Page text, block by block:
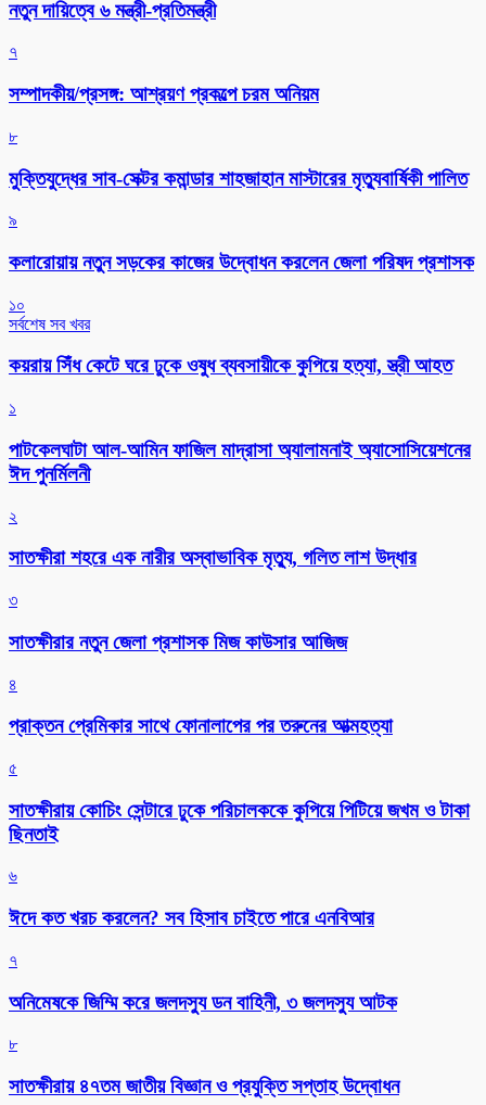
নতুন দায়িত্বে ৬ মন্ত্রী-প্রতিমন্ত্রী
৭
সম্পাদকীয়/প্রসঙ্গ: আশ্রয়ণ প্রকল্পে চরম অনিয়ম
৮
মুক্তিযুদ্ধের সাব-সেক্টর কমান্ডার শাহজাহান মাস্টারের মৃত্যুবার্ষিকী পালিত
৯
কলারোয়ায় নতুন সড়কের কাজের উদ্বোধন করলেন জেলা পরিষদ প্রশাসক
১০
সর্বশেষ সব খবর
কয়রায় সিঁধ কেটে ঘরে ঢুকে ওষুধ ব্যবসায়ীকে কুপিয়ে হত্যা, স্ত্রী আহত
১
পাটকেলঘাটা আল-আমিন ফাজিল মাদ্রাসা অ্যালামনাই অ্যাসোসিয়েশনের
ঈদ পুনর্মিলনী
২
সাতক্ষীরা শহরে এক নারীর অস্বাভাবিক মৃত্যু, গলিত লাশ উদ্ধার
৩
সাতক্ষীরার নতুন জেলা প্রশাসক মিজ কাউসার আজিজ
৪
প্রাক্তন প্রেমিকার সাথে ফোনালাপের পর তরুনের আত্মহত্যা
৫
সাতক্ষীরায় কোচিং সেন্টারে ঢুকে পরিচালককে কুপিয়ে পিটিয়ে জখম ও টাকা
ছিনতাই
৬
ঈদে কত খরচ করলেন? সব হিসাব চাইতে পারে এনবিআর
৭
অনিমেষকে জিম্মি করে জলদস্যু ডন বাহিনী, ৩ জলদস্যু আটক
৮
সাতক্ষীরায় ৪৭তম জাতীয় বিজ্ঞান ও প্রযুক্তি সপ্তাহ উদ্বোধন